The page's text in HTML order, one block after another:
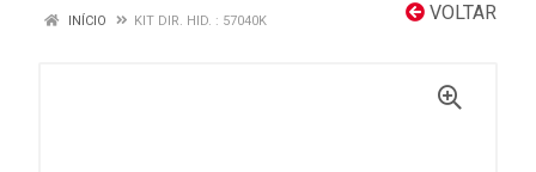
VOLTAR
INÍCIO KIT DIR. HID. : 57040K